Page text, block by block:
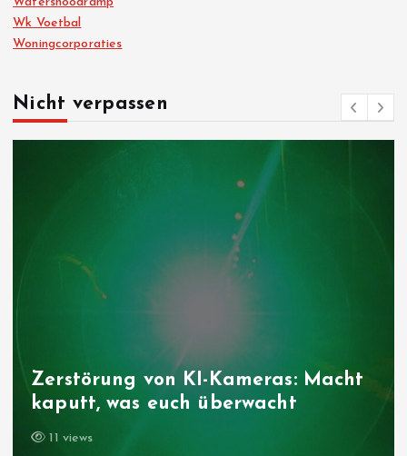
Wk Voetbal
Woningcorporaties
Nicht verpassen
Zerstörung von KI-Kameras: Macht
kaputt, was euch überwacht
11 views